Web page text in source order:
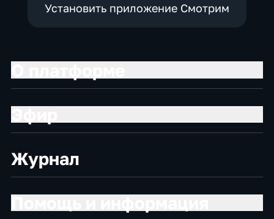
Установить приложение Смотрим
Журнал